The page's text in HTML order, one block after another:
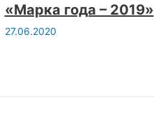
«Марка года – 2019»
27.06.2020